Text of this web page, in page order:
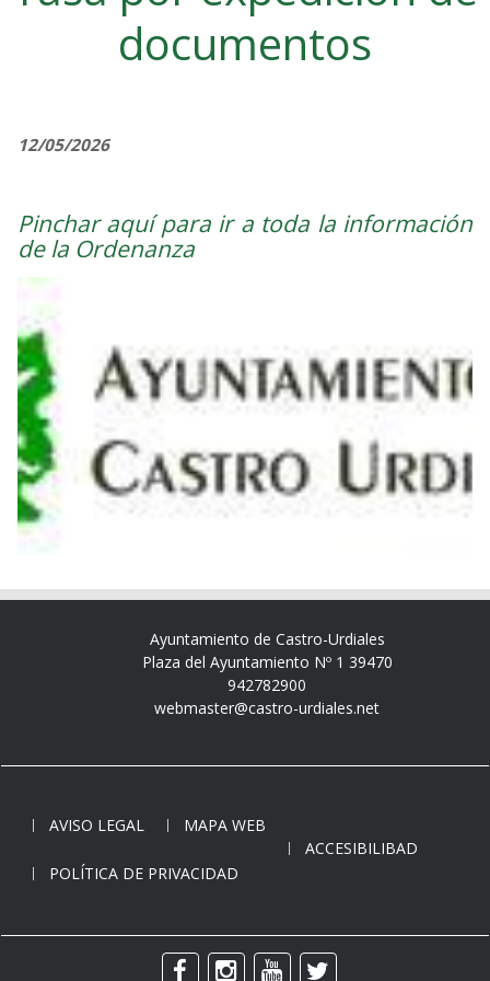
documentos
12/05/2026
Pinchar aquí para ir a toda la información
de la Ordenanza
Ayuntamiento de Castro-Urdiales
Plaza del Ayuntamiento Nº 1 39470
942782900
webmaster@castro-urdiales.net
AVISO LEGAL
MAPA WEB
ACCESIBILIBAD
POLÍTICA DE PRIVACIDAD